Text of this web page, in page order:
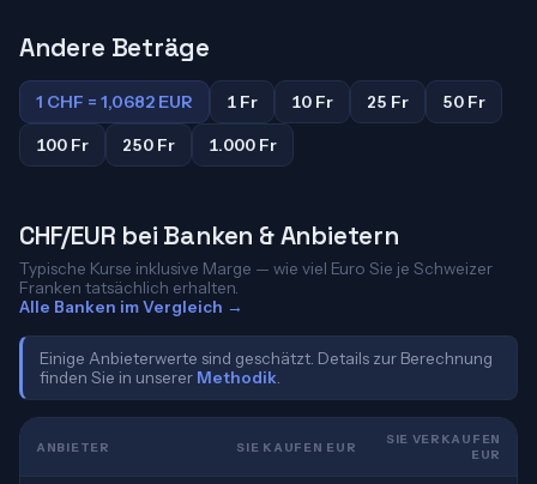
Andere Beträge
1 CHF = 1,0682 EUR 1 Fr 10 Fr 25 Fr
50 Fr
100 Fr
250 Fr 1.000 Fr
CHF/EUR bei Banken & Anbietern
Typische Kurse inklusive Marge — wie viel Euro Sie je Schweizer
Franken tatsächlich erhalten.
Alle Banken im Vergleich →
Einige Anbieterwerte sind geschätzt. Details zur Berechnung
finden Sie in unserer Methodik
ANBIETER SIE KAUFEN EUR
SIE VERKAUFEN
EUR